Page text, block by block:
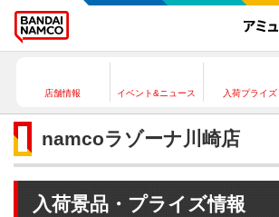
店舗情報 イベント&ニュース 入荷プライズ
namcoラゾーナ川崎店
入荷景品・プライズ情報